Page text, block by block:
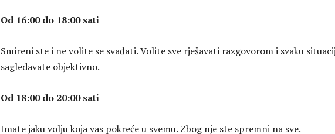
Od 16:00 do 18:00 sati
Smireni ste i ne volite se svađati. Volite sve rješavati razgovorom i svaku
sagledavate objektivno.
Od 18:00 do 20:00 sati
Imate jaku volju koja vas pokreće u svemu. Zbog nje ste spremni na sve.